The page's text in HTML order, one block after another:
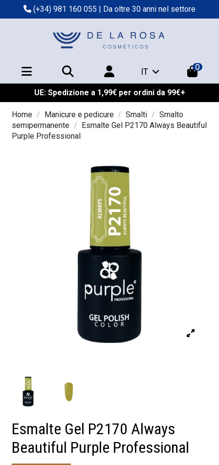
(+34) 981 160 055 | Da oltre 30 anni nel settore
IT 0
UE: Spedizione a 1,99€ per ordini da 99€+
Home Manicure e pedicure Smalti
Smalto
semipermanente
Esmalte Gel P2170 Always Beautiful
Purple Professional
Esmalte Gel P2170 Always
Beautiful Purple Professional